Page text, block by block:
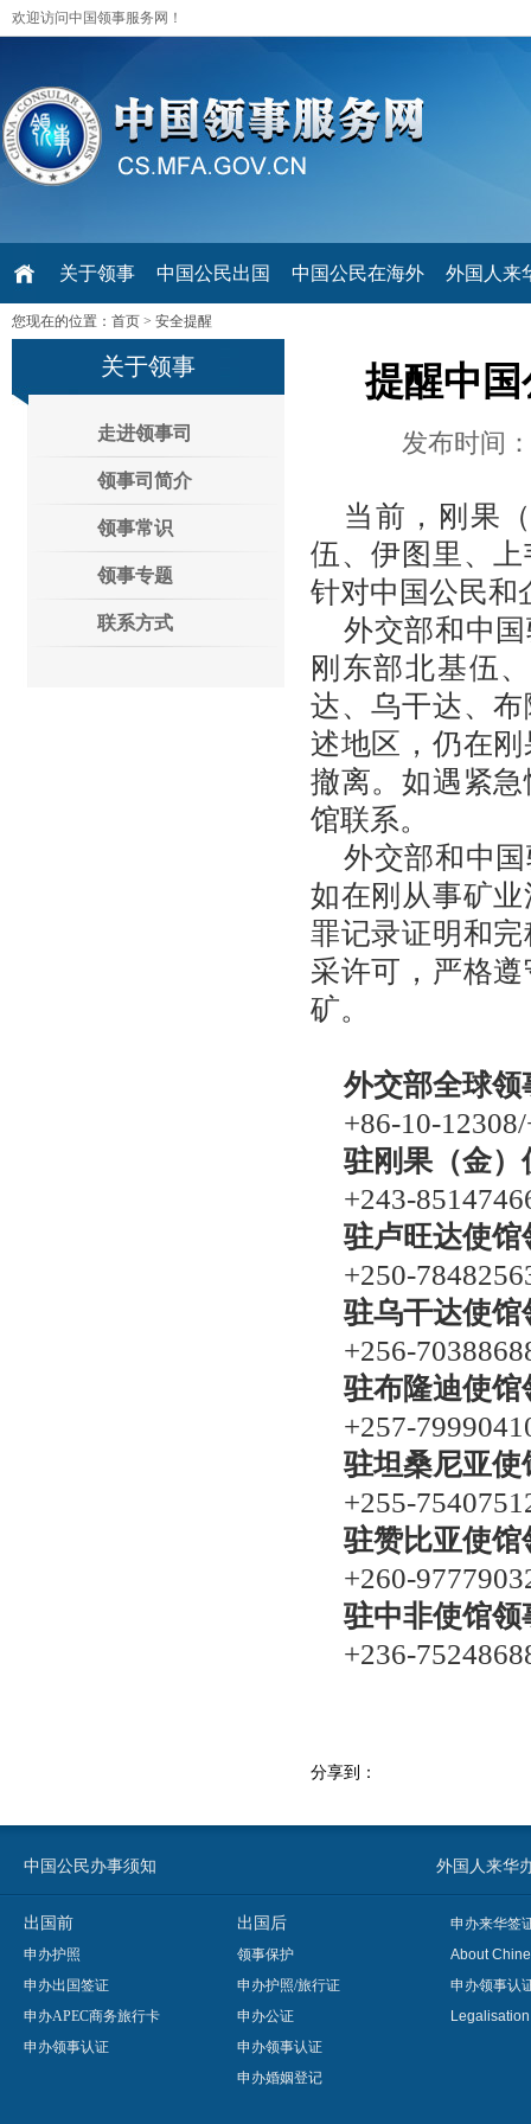
欢迎访问中国领事服务网！
关于领事 中国公民出国 中国公民在海外 外国人来
您现在的位置： 首页 > 安全提醒
关于领事
走进领事司
领事司简介
领事常识
领事专题
联系方式
提醒中
发布时间
当前，刚果
伍、伊图里、
针对中国公民和
外交部和中
刚东部北基伍
达、乌干达、
述地区，仍在
撤离。如遇紧
馆联系。
外交部和中
如在刚从事矿
罪记录证明和
采许可，严格
矿。
外交部全球领
+86-10-
驻刚果（金
+243-
驻卢旺达使
+250-
驻乌干达使
+256-
驻布隆迪使
+257-
驻坦桑尼亚
+255-
驻赞比亚使
+260-
驻中非使馆
+236-
分享到：
中国公民办事须知 外国人来华
出国前
申办护照
申办出国签证
申办APEC商务旅行卡
申办领事认证
出国后
领事保护
申办护照/旅行证
申办公证
申办领事认证
申办婚姻登记
申办来华签
About
申办领事认